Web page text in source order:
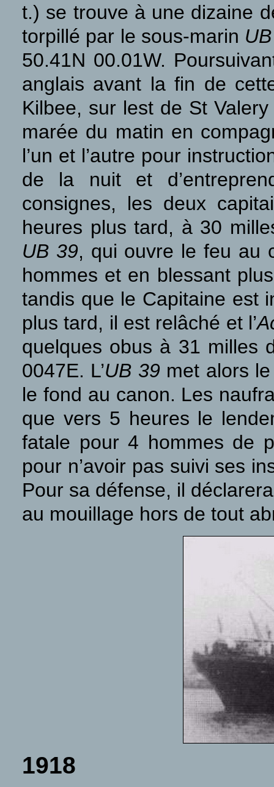
t.) se trouve à une dizaine
torpillé par le sous-marin
50.41N 00.01W.
anglais avant la fin de
Kilbee, sur lest de St
marée du matin en
l’un et l’autre pour
de la nuit et
consignes, les deux
heures plus tard, à 30
UB 39, qui ouvre le feu au
hommes et en blessant
tandis que le Capitaine est
plus tard, il est relâché et l’
quelques obus à 31 milles
0047E. L’UB 39 met alors
le fond au canon. Les
que vers 5 heures le
fatale pour 4 hommes de
pour n’avoir pas suivi ses
Pour sa défense, il
au mouillage hors de tout
1918